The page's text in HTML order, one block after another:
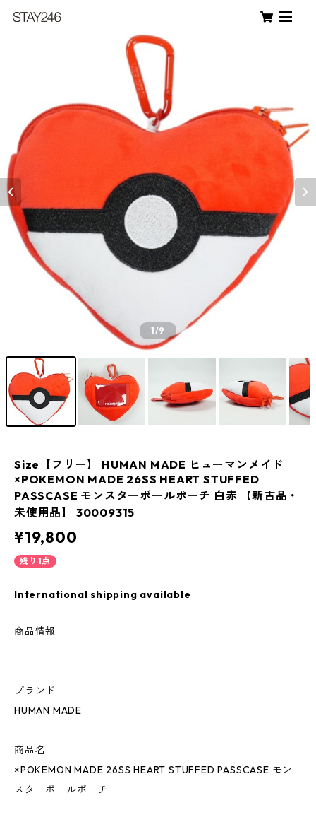
1/9
Size【フリー】 HUMAN MADE ヒューマンメイド
×POKEMON MADE 26SS HEART STUFFED
PASSCASE モンスターボールポーチ 白赤 【新古品・
未使用品】 30009315
¥19,800
残り1点
International shipping available
商品情報
ブランド
HUMAN MADE
商品名
×POKEMON MADE 26SS HEART STUFFED PASSCASE モン
スターボールポーチ